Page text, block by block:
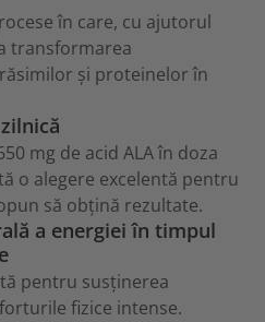
în care, cu ajutorul
transformarea
și proteinelor în
mg de acid ALA în doza
o alegere excelentă pentru
să obțină rezultate.
a energiei în timpul
pentru susținerea
fizice intense.